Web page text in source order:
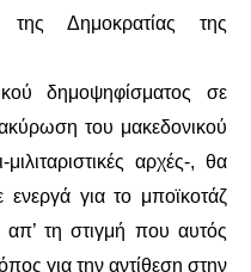
της Δημοκρατίας της
δημοψηφίσματος σε
του μακεδονικού
αρχές-, θα
για το μποϊκοτάζ
απ’ τη στιγμή που αυτός
για την αντίθεση στην